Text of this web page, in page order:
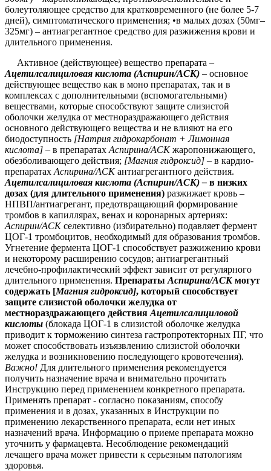
болеутоляющее средство для кратковременного (не более 5-7
дней), симптоматического применения; •в малых дозах (50мг–
325мг) – антиагрегантное средство для разжижения крови и
длительного применения.
Активное (действующее) вещество препарата –
Ацетилсалициловая кислота (Аспирин/АСК) – основное
действующее вещество как в моно препаратах, так и в
комплексах с дополнительными (вспомогательными)
веществами, которые способствуют защите слизистой
оболочки желудка от местнораздражающего действия
основного действующего вещества и не влияют на его
биодоступность [Натрия гидрокарбонат + Лимонная
кислота] – в препаратах Аспирина/АСКжаропонижающего,
обезболивающего действия; [Магния гидроксид] – в кардио-
препаратах Аспирина/АСКантиагрегантного действия.
Ацетилсалициловая кислота (Аспирин/АСК) – в низких
дозах (для длительного применения) разжижает кровь –
НПВП/антиагрегант, предотвращающий формирование
тромбов в капиллярах, венах и коронарных артериях:
Аспирин/АСК селективно (избирательно) подавляет фермент
ЦОГ-1 тромбоцитов, необходимый для образования тромбов.
Угнетение фермента ЦОГ-1 способствует разжижению крови
и некоторому расширению сосудов; антиагрегантный
лечебно-профилактический эффект зависит от регулярного
длительного применения. Препараты Аспирина/АСК могут
содержать [Магния гидроксид], который способствует
защите слизистой оболочки желудка от
местнораздражающего действия Ацетилсалициловой
кислоты (блокада ЦОГ-1 в слизистой оболочке желудка
приводит к торможению синтеза гастропротекторных ПГ, что
может способствовать изъязвлению слизистой оболочки
желудка и возникновению последующего кровотечения).
Важно! Для длительного применения рекомендуется
получить назначение врача и внимательно прочитать
Инструкцию перед применением конкретного препарата.
Применять препарат - согласно показаниям, способу
применения и в дозах, указанных в Инструкции по
применению лекарственного препарата, если нет иных
назначений врача. Информацию о приеме препарата можно
уточнить у фармацевта. Несоблюдение рекомендаций
лечащего врача может привести к серьезным патологиям
здоровья.